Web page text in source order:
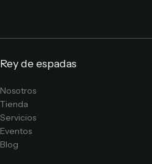
Rey de espadas
Nosotros
Tienda
Servicios
Eventos
Blog